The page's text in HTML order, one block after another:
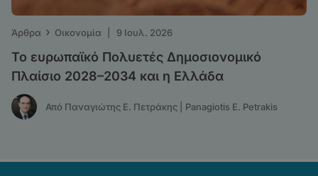
Άρθρα › Οικονομία 9 Ιουλ. 2026
Το ευρωπαϊκό Πολυετές Δημοσιονομικό
Πλαίσιο 2028–2034 και η Ελλάδα
Από Παναγιώτης Ε. Πετράκης | Panagiotis E. Petrakis